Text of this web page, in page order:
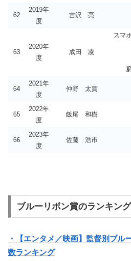
62
2019年
度
吉沢 亮
63
2020年
度
成田 凌
スマ
64
2021年
度
仲野 太賀
65
2022年
度
飯尾 和樹
66
2023年
度
佐藤 浩市
ブルーリボン賞のランキン
・【エンタメ／映画】監督別ブル
数ランキング